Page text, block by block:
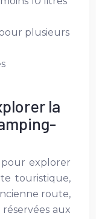
plusieurs
la
pour explorer
touristique,
route,
aux